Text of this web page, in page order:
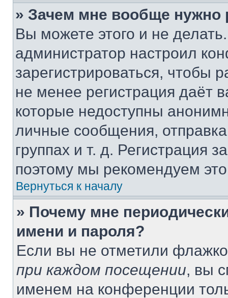
» Зачем мне вообще нужно
Вы можете этого и не
администратор настроил
зарегистрироваться, чтобы
не менее регистрация даёт
которые недоступны
личные сообщения,
группах и т. д. Регистрация
поэтому мы рекомендуем
Вернуться к началу
» Почему мне
имени и пароля?
Если вы не отметили
при каждом посещении, вы
именем на конференции